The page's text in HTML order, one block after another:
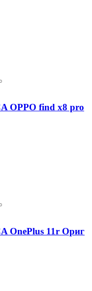
OPPO find x8 pro
OnePlus 11r Ориг